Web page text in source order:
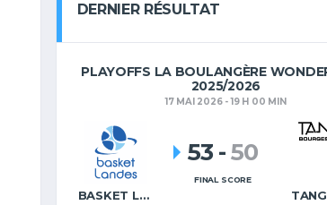
DERNIER RÉSULTAT
PLAYOFFS LA BOULANGÈRE
2025/2026
17 MAI 2026 - 19 H 00 MIN
BASKET LANDES
53 -50
FINAL SCORE